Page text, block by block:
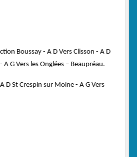
Boussay - A D Vers Clisson - A D
A G Vers les Onglées – Beaupréau.
A D St Crespin sur Moine - A G Vers